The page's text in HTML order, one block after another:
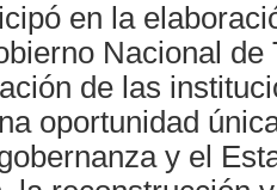
en la
Nacional
de las
oportunidad
y el